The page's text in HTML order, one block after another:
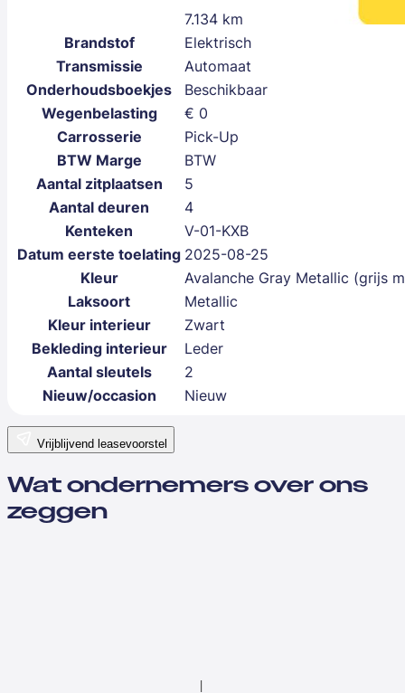
7.134 km
Brandstof
Elektrisch
Transmissie
Automaat
Onderhoudsboekjes
Beschikbaar
Wegenbelasting
€ 0
Carrosserie
Pick-Up
BTW Marge
BTW
Aantal zitplaatsen
5
Aantal deuren
4
Kenteken
V-01-KXB
Datum eerste toelating 2025-08-25
Kleur
Avalanche Gray Metallic (grijs
Laksoort
Metallic
Kleur interieur
Zwart
Bekleding interieur
Leder
Aantal sleutels
2
Nieuw/occasion
Nieuw
Vrijblijvend leasevoorstel
Wat ondernemers over ons
zeggen